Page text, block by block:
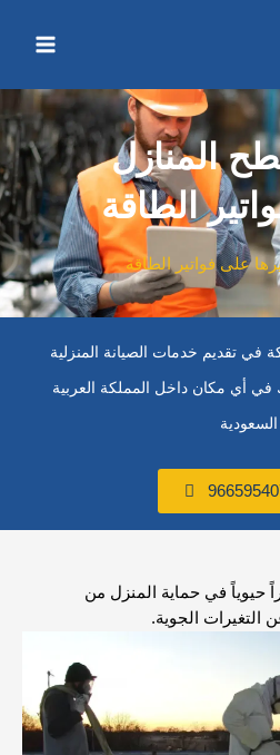
المنازل
الطاقة
على فواتير الطاقة
في تقديم خدمات الصيانة المنزلية
في أي مكان داخل المملكة العربية
السعودية
حيوياً في حماية المنزل من
التغيرات الجوية.